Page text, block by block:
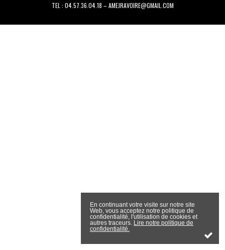
TEL : 04.57.36.04.18 – AMEJRAVOIRE@GMAIL.COM
En continuant votre visite sur notre site
Web, vous acceptez notre politique de
confidentialité, l'utilisation de cookies et
autres traceurs. Lire notre politique de
confidentialité.